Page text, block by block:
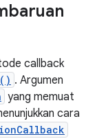
callback
. Argumen
yang memuat
cara